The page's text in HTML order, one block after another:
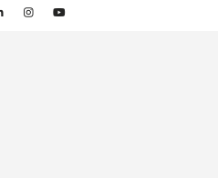
Linkedin InstagramYouTube